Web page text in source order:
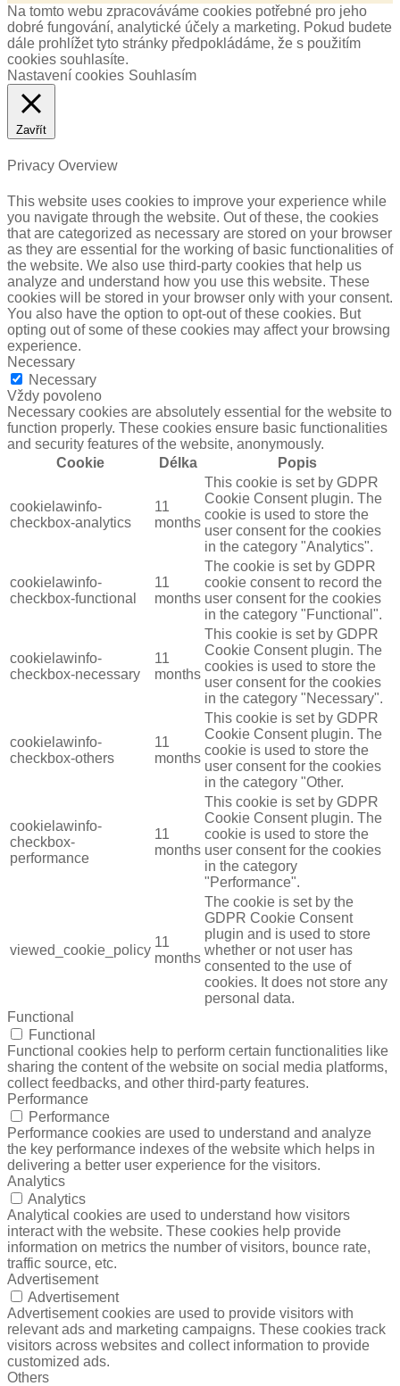
Na tomto webu zpracováváme cookies potřebné pro jeho
dobré fungování, analytické účely a marketing. Pokud budete
dále prohlížet tyto stránky předpokládáme, že s použitím
cookies souhlasíte.
Nastavení cookies Souhlasím
Zavřít
Privacy Overview
This website uses cookies to improve your experience while
you navigate through the website. Out of these, the cookies
that are categorized as necessary are stored on your browser
as they are essential for the working of basic functionalities of
the website. We also use third-party cookies that help us
analyze and understand how you use this website. These
cookies will be stored in your browser only with your consent.
You also have the option to opt-out of these cookies. But
opting out of some of these cookies may affect your browsing
experience.
Necessary
Necessary
Vždy povoleno
Necessary cookies are absolutely essential for the website to
function properly. These cookies ensure basic functionalities
and security features of the website, anonymously.
Cookie
Délka Popis
cookielawinfo-
checkbox-analytics
11
months
This cookie is set by GDPR
Cookie Consent plugin. The
cookie is used to store the
user consent for the cookies
in the category "Analytics".
cookielawinfo-
checkbox-functional
11
months
The cookie is set by GDPR
cookie consent to record the
user consent for the cookies
in the category "Functional".
cookielawinfo-
checkbox-necessary
11
months
This cookie is set by GDPR
Cookie Consent plugin. The
cookies is used to store the
user consent for the cookies
in the category "Necessary".
cookielawinfo-
checkbox-others
11
months
This cookie is set by GDPR
Cookie Consent plugin. The
cookie is used to store the
user consent for the cookies
in the category "Other.
cookielawinfo-
checkbox-
performance
11
months
This cookie is set by GDPR
Cookie Consent plugin. The
cookie is used to store the
user consent for the cookies
in the category
"Performance".
viewed_cookie_policy
11
months
The cookie is set by the
GDPR Cookie Consent
plugin and is used to store
whether or not user has
consented to the use of
cookies. It does not store any
personal data.
Functional
Functional
Functional cookies help to perform certain functionalities like
sharing the content of the website on social media platforms,
collect feedbacks, and other third-party features.
Performance
Performance
Performance cookies are used to understand and analyze
the key performance indexes of the website which helps in
delivering a better user experience for the visitors.
Analytics
Analytics
Analytical cookies are used to understand how visitors
interact with the website. These cookies help provide
information on metrics the number of visitors, bounce rate,
traffic source, etc.
Advertisement
Advertisement
Advertisement cookies are used to provide visitors with
relevant ads and marketing campaigns. These cookies track
visitors across websites and collect information to provide
customized ads.
Others